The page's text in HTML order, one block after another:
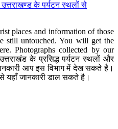
के पर्यटन स्थलों से
places and information of those
still untouched. You will get the
Photographs collected by our
के प्रसिद्ध पर्यटन स्थलों और
आप इस विभाग में देख सकते है।
जानकारी डाल सकते है।